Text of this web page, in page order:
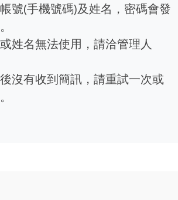
號(手機號碼)及姓名，密碼會發
姓名無法使用，請洽管理人
沒有收到簡訊，請重試一次或